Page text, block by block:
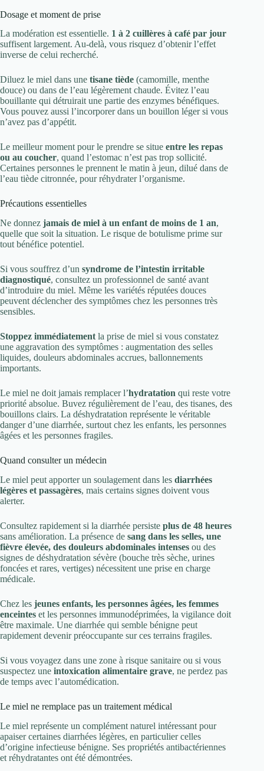
Dosage et moment de prise
La modération est essentielle. 1 à 2 cuillères à café par jour
suffisent largement. Au-delà, vous risquez d’obtenir l’effet
inverse de celui recherché.
Diluez le miel dans une tisane tiède (camomille, menthe
douce) ou dans de l’eau légèrement chaude. Évitez l’eau
bouillante qui détruirait une partie des enzymes bénéfiques.
Vous pouvez aussi l’incorporer dans un bouillon léger si vous
n’avez pas d’appétit.
Le meilleur moment pour le prendre se situe entre les repas
ou au coucher, quand l’estomac n’est pas trop sollicité.
Certaines personnes le prennent le matin à jeun, dilué dans de
l’eau tiède citronnée, pour réhydrater l’organisme.
Précautions essentielles
Ne donnez jamais de miel à un enfant de moins de 1 an,
quelle que soit la situation. Le risque de botulisme prime sur
tout bénéfice potentiel.
Si vous souffrez d’un syndrome de l’intestin irritable
diagnostiqué, consultez un professionnel de santé avant
d’introduire du miel. Même les variétés réputées douces
peuvent déclencher des symptômes chez les personnes très
sensibles.
Stoppez immédiatement la prise de miel si vous constatez
une aggravation des symptômes : augmentation des selles
liquides, douleurs abdominales accrues, ballonnements
importants.
Le miel ne doit jamais remplacer l’hydratation qui reste votre
priorité absolue. Buvez régulièrement de l’eau, des tisanes, des
bouillons clairs. La déshydratation représente le véritable
danger d’une diarrhée, surtout chez les enfants, les personnes
âgées et les personnes fragiles.
Quand consulter un médecin
Le miel peut apporter un soulagement dans les diarrhées
légères et passagères, mais certains signes doivent vous
alerter.
Consultez rapidement si la diarrhée persiste plus de 48 heures
sans amélioration. La présence de sang dans les selles, une
fièvre élevée, des douleurs abdominales intenses ou des
signes de déshydratation sévère (bouche très sèche, urines
foncées et rares, vertiges) nécessitent une prise en charge
médicale.
Chez les jeunes enfants, les personnes âgées, les femmes
enceintes et les personnes immunodéprimées, la vigilance doit
être maximale. Une diarrhée qui semble bénigne peut
rapidement devenir préoccupante sur ces terrains fragiles.
Si vous voyagez dans une zone à risque sanitaire ou si vous
suspectez une intoxication alimentaire grave, ne perdez pas
de temps avec l’automédication.
Le miel ne remplace pas un traitement médical
Le miel représente un complément naturel intéressant pour
apaiser certaines diarrhées légères, en particulier celles
d’origine infectieuse bénigne. Ses propriétés antibactériennes
et réhydratantes ont été démontrées.